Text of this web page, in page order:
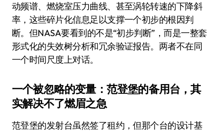
动频谱、燃烧室压力曲线、甚至涡轮转速的下降斜
率，这些碎片化信息足以支撑一个初步的根因判
断。但NASA要看到的不是“初步判断”，而是一整套
形式化的失效树分析和冗余验证报告。两者不在同
一个时间尺度上对话。
一个被忽略的变量：范登堡的备用台，其
实解决不了燃眉之急
范登堡的发射台虽然签了租约，但那个台的设计基